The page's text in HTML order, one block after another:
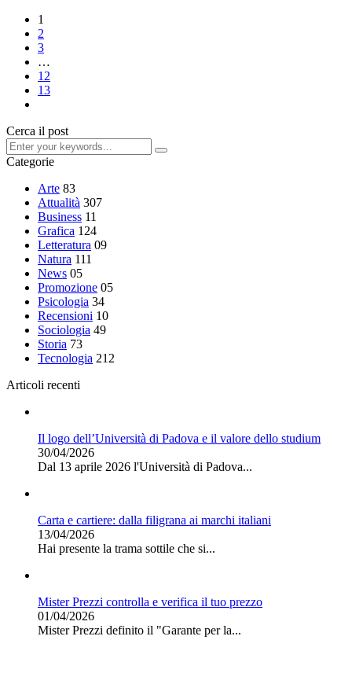
1
2
3
…
12
13
Cerca il post
Categorie
Arte 83
Attualità 307
Business 11
Grafica 124
Letteratura 09
Natura 111
News 05
Promozione 05
Psicologia 34
Recensioni 10
Sociologia 49
Storia 73
Tecnologia 212
Articoli recenti
Il logo dell’Università di Padova e il valore dello studium
30/04/2026
Dal 13 aprile 2026 l'Università di Padova...
Carta e cartiere: dalla filigrana ai marchi italiani
13/04/2026
Hai presente la trama sottile che si...
Mister Prezzi controlla e verifica il tuo prezzo
01/04/2026
Mister Prezzi definito il "Garante per la...